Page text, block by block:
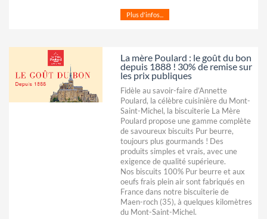
Plus d'infos...
La mère Poulard : le goût du bon
depuis 1888 ! 30% de remise sur
les prix publiques
Fidèle au savoir-faire d’Annette
Poulard, la célèbre cuisinière du Mont-
Saint-Michel, la biscuiterie La Mère
Poulard propose une gamme complète
de savoureux biscuits Pur beurre,
toujours plus gourmands ! Des
produits simples et vrais, avec une
exigence de qualité supérieure.
Nos biscuits 100% Pur beurre et aux
oeufs frais plein air sont fabriqués en
France dans notre biscuiterie de
Maen-roch (35), à quelques kilomètres
du Mont-Saint-Michel.